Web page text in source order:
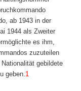
ab 1943 in der
1944 als Zweiter
es ihm,
zuzuteilen
gebildete
geben.1